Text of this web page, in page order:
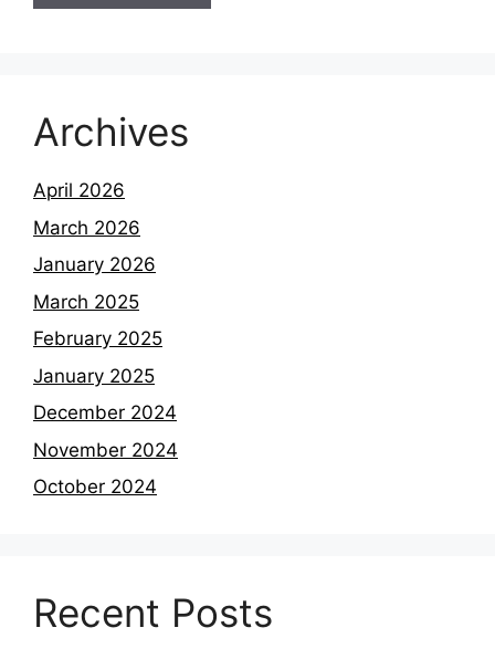
Archives
April 2026
March 2026
January 2026
March 2025
February 2025
January 2025
December 2024
November 2024
October 2024
Recent Posts